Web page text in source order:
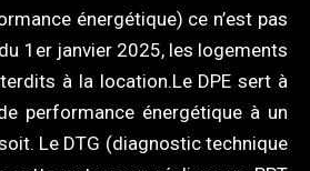
énergétique) ce n’est pas
1er janvier 2025, les logements
à la location.Le DPE sert à
performance énergétique à un
Le DTG (diagnostic technique